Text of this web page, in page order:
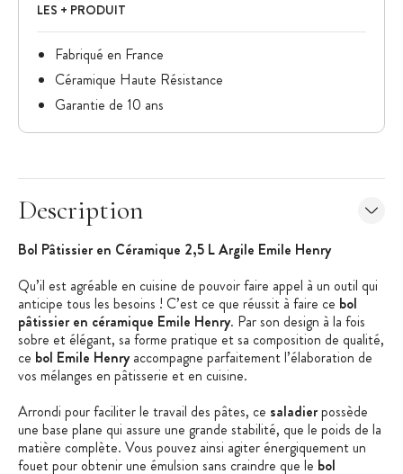
LES + PRODUIT
Fabriqué en France
Céramique Haute Résistance
Garantie de 10 ans
Description
Bol Pâtissier en Céramique 2,5 L Argile Emile Henry
Qu’il est agréable en cuisine de pouvoir faire appel à un outil qui
anticipe tous les besoins ! C’est ce que réussit à faire ce bol
pâtissier en céramique Emile Henry. Par son design à la fois
sobre et élégant, sa forme pratique et sa composition de qualité,
ce bol Emile Henryaccompagne parfaitement l’élaboration de
vos mélanges en pâtisserie et en cuisine.
Arrondi pour faciliter le travail des pâtes, ce saladierpossède
une base plane qui assure une grande stabilité, que le poids de la
matière complète. Vous pouvez ainsi agiter énergiquement un
fouet pour obtenir une émulsion sans craindre que le bol